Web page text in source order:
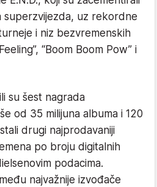
superzvijezda, uz rekordne
i niz bezvremenskih
“Boom Boom Pow” i
su šest nagrada
od 35 milijuna albuma i 120
drugi najprodavaniji
po broju digitalnih
podacima.
najvažnije izvođače